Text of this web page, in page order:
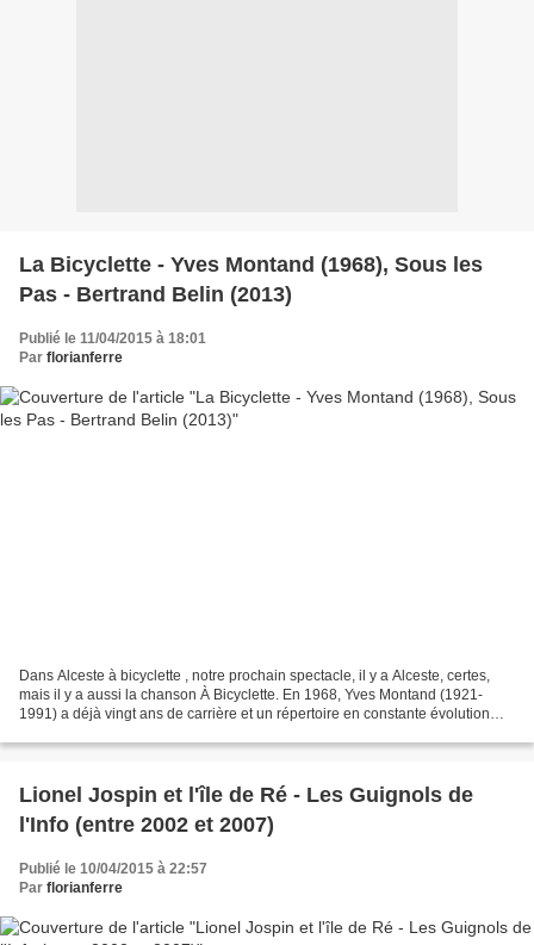
La Bicyclette - Yves Montand (1968), Sous les
Pas - Bertrand Belin (2013)
Publié le 11/04/2015 à 18:01
Par florianferre
Dans Alceste à bicyclette , notre prochain spectacle, il y a Alceste, certes,
mais il y a aussi la chanson À Bicyclette. En 1968, Yves Montand (1921-
1991) a déjà vingt ans de carrière et un répertoire en constante évolution
Lionel Jospin et l'île de Ré - Les Guignols de
l'Info (entre 2002 et 2007)
Publié le 10/04/2015 à 22:57
Par florianferre